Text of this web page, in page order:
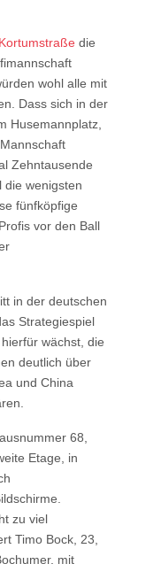
Kortumstraße die
wohl alle mit
Dass sich in der
Husemannplatz,
Zehntausende
die wenigsten
fünfköpfige
vor den Ball
in der deutschen
Strategiespiel
wächst, die
deutlich über
und China
68,
Etage, in
zu viel
Timo Bock, 23,
mit